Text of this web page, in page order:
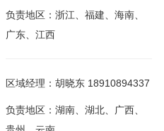
负责地区：浙江、福建、海南、
广东、江西
区域经理：胡晓东 18910894337
负责地区：湖南、湖北、广西、